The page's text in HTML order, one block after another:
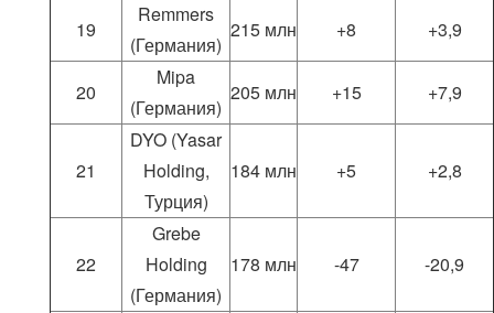
19
Remmers
(Германия)
215 млн +8 +3,9
20
Mipa
(Германия)
205 млн +15 +7,9
21
DYO (Yasar
Holding,
Турция)
184 млн +5 +2,8
22
Grebe
Holding
(Германия)
178 млн -47 -20,9